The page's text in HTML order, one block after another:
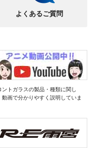
よくあるご質問
ントガラスの製品・種類に関し
動画で分かりやすく説明していま